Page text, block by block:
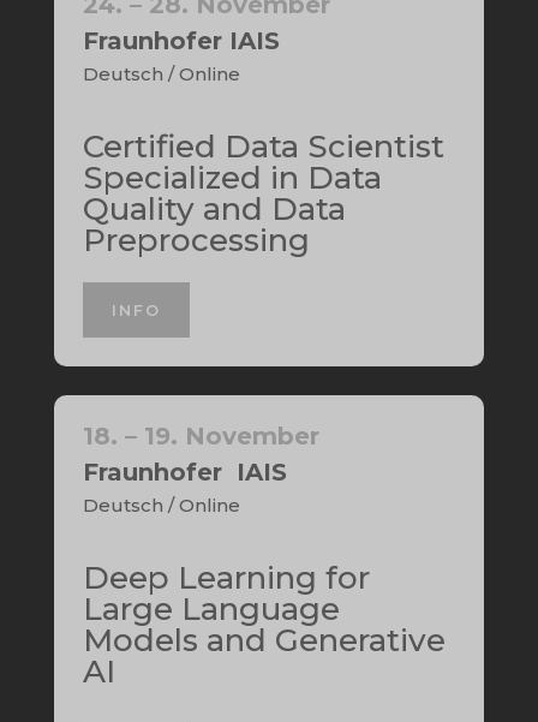
Fraunhofer IAIS
Deutsch / Online
Certified Data Scientist
Specialized in Data
Quality and Data
Preprocessing
INFO
18. – 19. November
Fraunhofer IAIS
Deutsch / Online
Deep Learning for
Large Language
Models and Generative
AI